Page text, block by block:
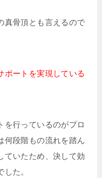
真骨頂とも言えるので
ポートを実現している
を行っているのがプロ
何段階もの流れを踏ん
ていたため、決して効
た。